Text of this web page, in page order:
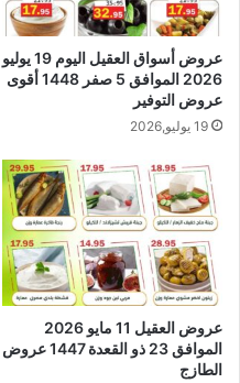
عروض أسواق العقيل اليوم 19 يوليو
2026 الموافق 5 صفر 1448 أقوى
عروض التوفير
19 يوليو,2026
عروض العقيل 11 مايو 2026
الموافق 23 ذو القعدة 1447 عروض
الطازج